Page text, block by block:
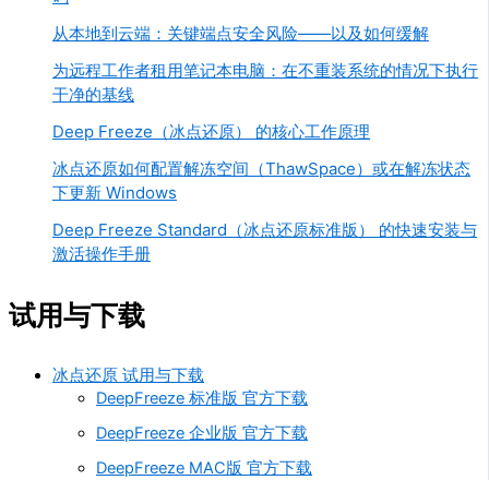
从本地到云端：关键端点安全风险——以及如何缓解
为远程工作者租用笔记本电脑：在不重装系统的情况下执行
干净的基线
Deep Freeze（冰点还原） 的核心工作原理
冰点还原如何配置解冻空间（ThawSpace）或在解冻状态
下更新 Windows
Deep Freeze Standard（冰点还原标准版） 的快速安装与
激活操作手册
试用与下载
冰点还原 试用与下载
DeepFreeze 标准版 官方下载
DeepFreeze 企业版 官方下载
DeepFreeze MAC版 官方下载